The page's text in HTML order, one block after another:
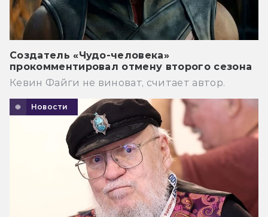
Создатель «Чудо-человека»
прокомментировал отмену второго сезона
Кевин Файги не виноват, считает автор.
Новости